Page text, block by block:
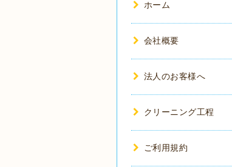
ホーム
会社概要
法人のお客様へ
クリーニング工程
ご利用規約